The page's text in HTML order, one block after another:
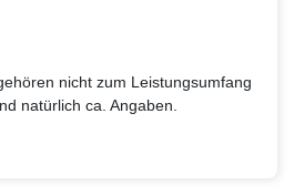
nicht zum Leistungsumfang
natürlich ca. Angaben.